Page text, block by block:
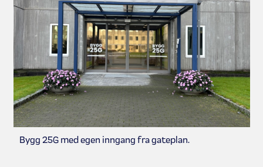
Bygg 25G med egen inngang fra gateplan.